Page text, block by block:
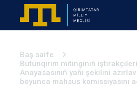
Baş saife
Bütünqırım mitinginiñ iştirakçileri
Anayasasınıñ yañı şekilini
boyunca mahsus komissiyasını